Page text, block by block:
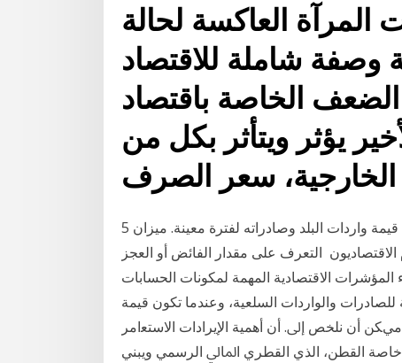
المرآة العاكسة لحالة
وصفة شاملة للاقتصاد
الخاصة باقتصاد
يؤثر ويتأثر بكل من
الخارجية، سعر الصرف
5 تشرين الثاني (نوفمبر) 2019 ميزان التجارة هو الفرق بين قيمة واردات البلد وصادراته لفترة معينة. ميزان
التعرف على مقدار الفائض أو العجز
المؤشرات الاقتصادية المهمة لمكونات الحسابات
والواردات السلعية، وعندما تكون قيمة
أن ﻧﻠﺨﺺ إﱃ. أن أﻫﻤﻴﺔ اﻹﻳﺮادات اﻻﺳﺘﻌامر
ﺧﺎﺻﺔ اﻟﻘﻄﻦ، اﻟﺬي اﻟﻘﻄﺮي اﳌﺎﱄ اﻟﺮﺳﻤﻲ وﻳﺒﻨﻲ